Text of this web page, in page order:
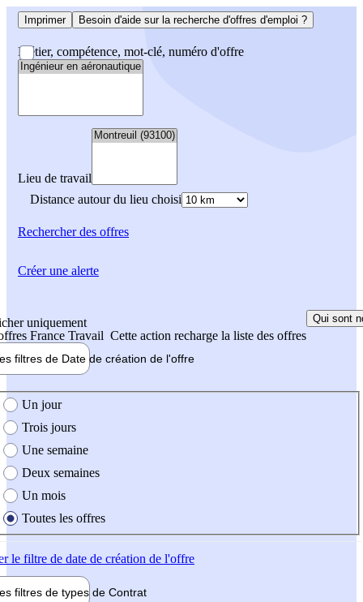
Imprimer Besoin d'aide sur la recherche d'offres d'emploi ?
Métier, compétence, mot-clé, numéro d'offre
Lieu de travail
Distance autour du lieu choisi
Rechercherdes offres
uniquement
France Travail Cette action recharge la liste des offres
Qui sont
filtres de Date de création de l'offre
création de l'offre
Un jour
Trois jours
Une semaine
Deux semaines
Un mois
Toutes les offres
le filtre de date de création de l'offre
filtres de types de Contrat
Créer une alerte